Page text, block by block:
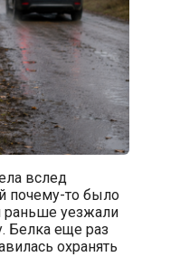
вслед
почему-то было
раньше уезжали
Белка еще раз
охранять